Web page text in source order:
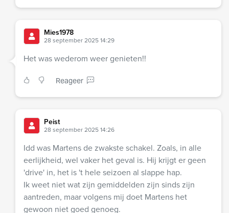
Mies1978
28 september 2025 14:29
Het was wederom weer genieten!!
Reageer
Peist
28 september 2025 14:26
Idd was Martens de zwakste schakel. Zoals, in alle
eerlijkheid, wel vaker het geval is. Hij krijgt er geen
'drive' in, het is 't hele seizoen al slappe hap.
Ik weet niet wat zijn gemiddelden zijn sinds zijn
aantreden, maar volgens mij doet Martens het
gewoon niet goed genoeg.